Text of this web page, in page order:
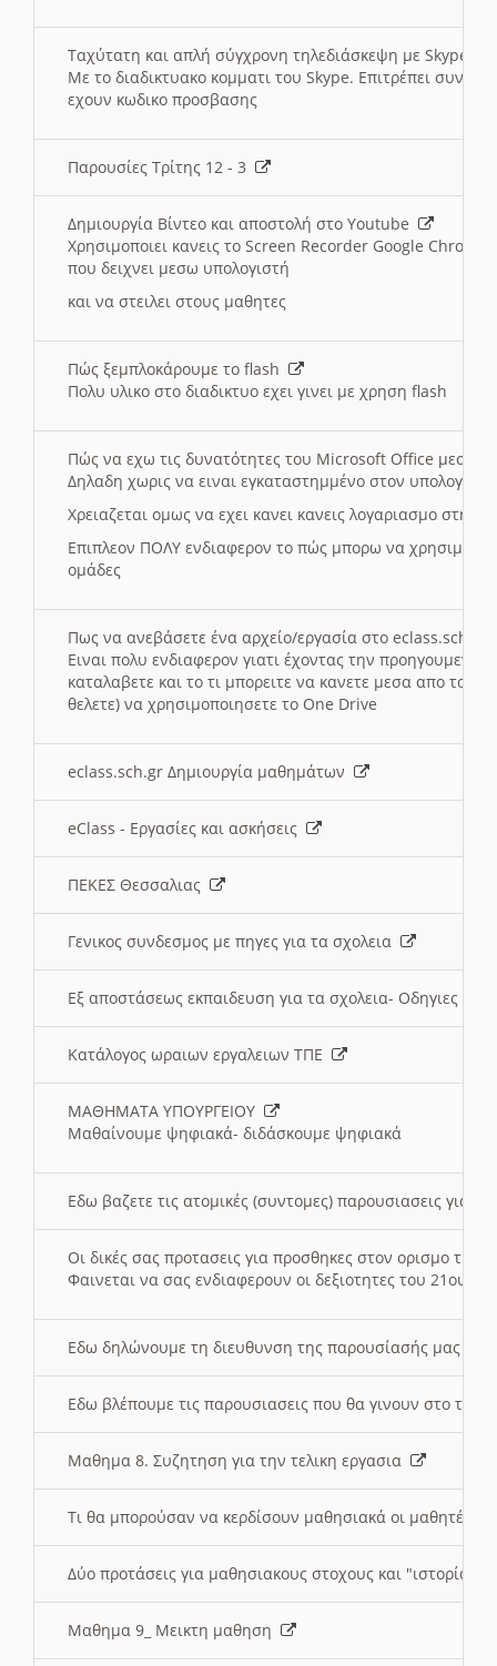
Ταχύτατη και απλή σύγχρονη τηλεδιάσκεψη με Skype
Με το διαδικτυακο κομματι του Skype. Επιτρέπει
εχουν κωδικο προσβασης
Παρουσίες Τρίτης 12 - 3
Δημιουργία Βίντεο και αποστολή στο Youtube
Χρησιμοποιει κανεις το Screen Recorder Google Chrome
που δειχνει μεσω υπολογιστή
και να στειλει στους μαθητες
Πώς ξεμπλοκάρουμε το flash
Πολυ υλικο στο διαδικτυο εχει γινει με χρηση flash
Πώς να εχω τις δυνατότητες του Microsoft Office μεσω
Δηλαδη χωρις να ειναι εγκαταστημμένο στον
Χρειαζεται ομως να εχει κανει κανεις λογαριασμο στη
Επιπλεον ΠΟΛΥ ενδιαφερον το πώς μπορω να
ομάδες
Πως να ανεβάσετε ένα αρχείο/εργασία στο eclass.sch.gr
Ειναι πολυ ενδιαφερον γιατι έχοντας την
καταλαβετε και το τι μπορειτε να κανετε μεσα απο το
θελετε) να χρησιμοποιησετε το One Drive
eclass.sch.gr Δημιουργία μαθημάτων
eClass - Εργασίες και ασκήσεις
ΠΕΚΕΣ Θεσσαλιας
Γενικος συνδεσμος με πηγες για τα σχολεια
Εξ αποστάσεως εκπαιδευση για τα σχολεια- Οδηγιες
Κατάλογος ωραιων εργαλειων ΤΠΕ
ΜΑΘΗΜΑΤΑ ΥΠΟΥΡΓΕΙΟΥ
Μαθαίνουμε ψηφιακά- διδάσκουμε ψηφιακά
Εδω βαζετε τις ατομικές (συντομες) παρουσιασεις για
Οι δικές σας προτασεις για προσθηκες στον ορισμο
Φαινεται να σας ενδιαφερουν οι δεξιοτητες του 21ου
Εδω δηλώνουμε τη διευθυνση της παρουσίασής μας
Εδω βλέπουμε τις παρουσιασεις που θα γινουν στο
Μαθημα 8. Συζητηση για την τελικη εργασια
Τι θα μπορούσαν να κερδίσουν μαθησιακά οι μαθητές/
Δύο προτάσεις για μαθησιακους στοχους και "ιστορία"
Μαθημα 9_ Μεικτη μαθηση